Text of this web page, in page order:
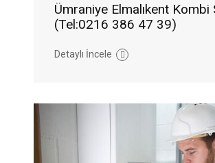
Ümraniye Elmalıkent Kombi
(Tel:0216 386 47 39)
Detaylı İncele